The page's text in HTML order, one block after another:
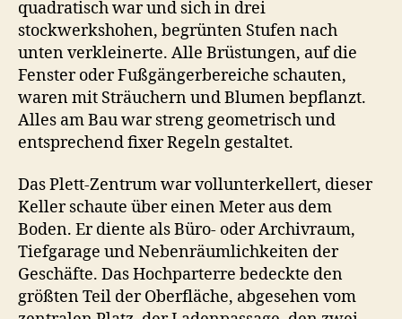
quadratisch war und sich in drei
stockwerkshohen, begrünten Stufen nach
unten verkleinerte. Alle Brüstungen, auf die
Fenster oder Fußgängerbereiche schauten,
waren mit Sträuchern und Blumen bepflanzt.
Alles am Bau war streng geometrisch und
entsprechend fixer Regeln gestaltet.
Das Plett-Zentrum war vollunterkellert, dieser
Keller schaute über einen Meter aus dem
Boden. Er diente als Büro- oder Archivraum,
Tiefgarage und Nebenräumlichkeiten der
Geschäfte. Das Hochparterre bedeckte den
größten Teil der Oberfläche, abgesehen vom